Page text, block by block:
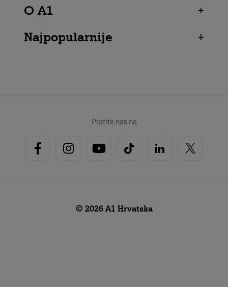
O A1
+
Najpopularnije
+
Pratite nas na
© 2026 A1 Hrvatska